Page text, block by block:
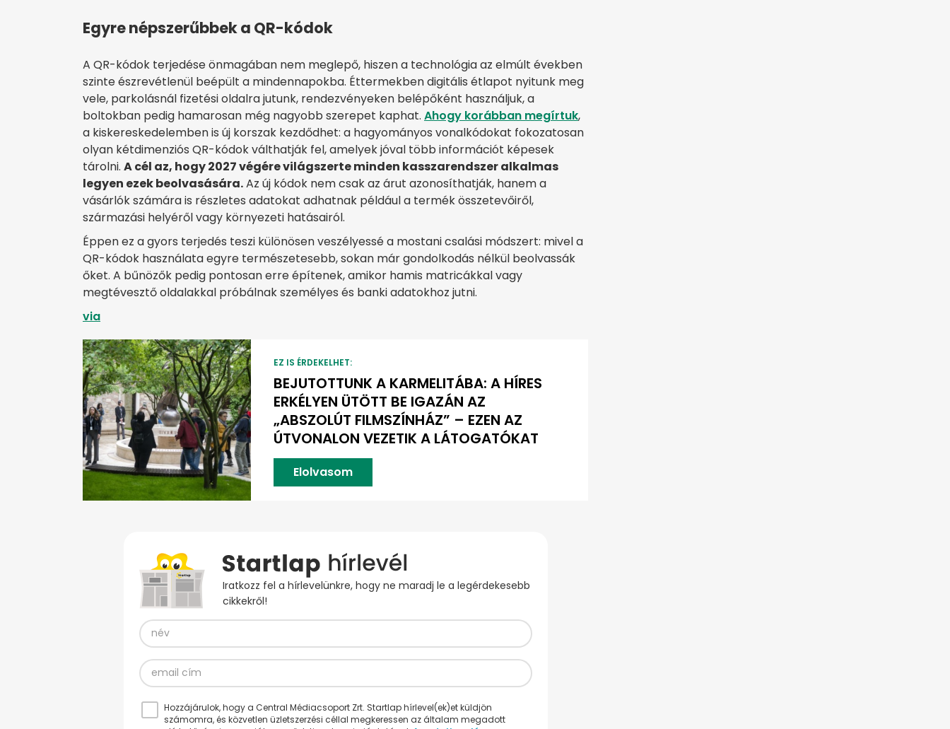
Egyre népszerűbbek a QR-kódok
A QR-kódok terjedése önmagában nem meglepő, hiszen a technológia az elmúlt években
szinte észrevétlenül beépült a mindennapokba. Éttermekben digitális étlapot nyitunk meg
vele, parkolásnál fizetési oldalra jutunk, rendezvényeken belépőként használjuk, a
boltokban pedig hamarosan még nagyobb szerepet kaphat. Ahogy korábban megírtuk,
a kiskereskedelemben is új korszak kezdődhet: a hagyományos vonalkódokat fokozatosan
olyan kétdimenziós QR-kódok válthatják fel, amelyek jóval több információt képesek
tárolni. A cél az, hogy 2027 végére világszerte minden kasszarendszer alkalmas
legyen ezek beolvasására.Az új kódok nem csak az árut azonosíthatják, hanem a
vásárlók számára is részletes adatokat adhatnak például a termék összetevőiről,
származási helyéről vagy környezeti hatásairól.
Éppen ez a gyors terjedés teszi különösen veszélyessé a mostani csalási módszert: mivel a
QR-kódok használata egyre természetesebb, sokan már gondolkodás nélkül beolvassák
őket. A bűnözők pedig pontosan erre építenek, amikor hamis matricákkal vagy
megtévesztő oldalakkal próbálnak személyes és banki adatokhoz jutni.
via
EZ IS ÉRDEKELHET:
BEJUTOTTUNK A KARMELITÁBA: A HÍRES
ERKÉLYEN ÜTÖTT BE IGAZÁN AZ
„ABSZOLÚT FILMSZÍNHÁZ” – EZEN AZ
ÚTVONALON VEZETIK A LÁTOGATÓKAT
Elolvasom
Iratkozz fel a hírlevelünkre, hogy ne maradj le a legérdekesebb
cikkekről!
Hozzájárulok, hogy a Central Médiacsoport Zrt. Startlap hírlevel(ek)et küldjön
számomra, és közvetlen üzletszerzési céllal megkeressen az általam megadott